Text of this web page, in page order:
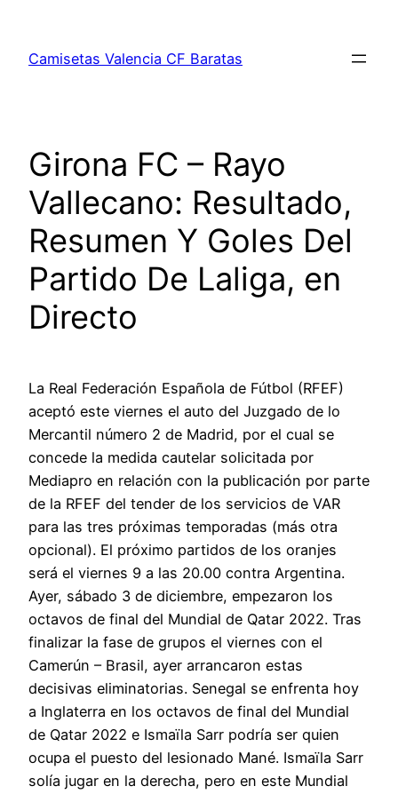
contenido
Camisetas Valencia CF Baratas
Girona FC – Rayo
Vallecano: Resultado,
Resumen Y Goles Del
Partido De Laliga, en
Directo
La Real Federación Española de Fútbol (RFEF)
aceptó este viernes el auto del Juzgado de lo
Mercantil número 2 de Madrid, por el cual se
concede la medida cautelar solicitada por
Mediapro en relación con la publicación por parte
de la RFEF del tender de los servicios de VAR
para las tres próximas temporadas (más otra
opcional). El próximo partidos de los oranjes
será el viernes 9 a las 20.00 contra Argentina.
Ayer, sábado 3 de diciembre, empezaron los
octavos de final del Mundial de Qatar 2022. Tras
finalizar la fase de grupos el viernes con el
Camerún – Brasil, ayer arrancaron estas
decisivas eliminatorias. Senegal se enfrenta hoy
a Inglaterra en los octavos de final del Mundial
de Qatar 2022 e Ismaïla Sarr podría ser quien
ocupa el puesto del lesionado Mané. Ismaïla Sarr
solía jugar en la derecha, pero en este Mundial